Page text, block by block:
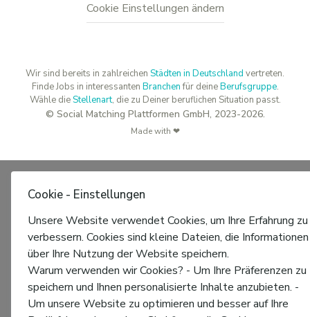
Cookie Einstellungen ändern
Wir sind bereits in zahlreichen Städten in Deutschland vertreten.
Finde Jobs in interessanten Branchenfür deineBerufsgruppe.
Wähle dieStellenart, die zu Deiner beruflichen Situation passt.
© Social Matching Plattformen GmbH, 2023-2026.
Made with ❤
Cookie - Einstellungen
Unsere Website verwendet Cookies, um Ihre Erfahrung zu
verbessern. Cookies sind kleine Dateien, die Informationen
über Ihre Nutzung der Website speichern.
Warum verwenden wir Cookies? - Um Ihre Präferenzen zu
speichern und Ihnen personalisierte Inhalte anzubieten. -
Um unsere Website zu optimieren und besser auf Ihre